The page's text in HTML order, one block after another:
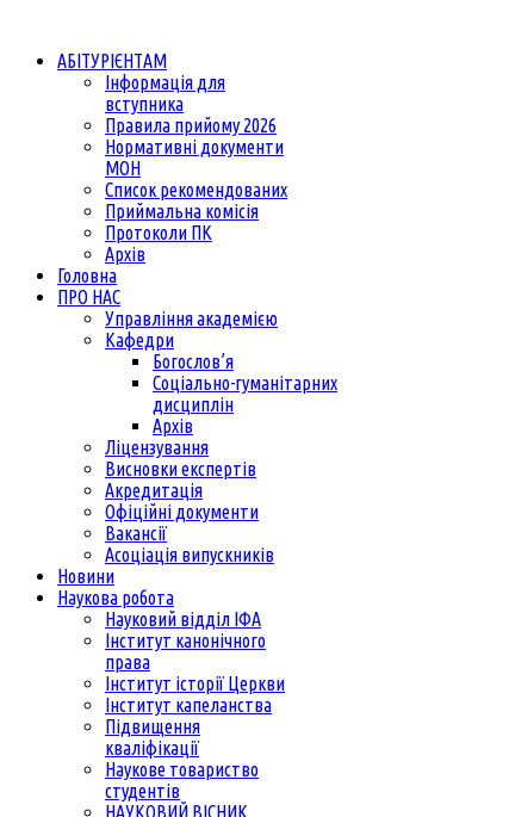
АБІТУРІЄНТАМ
Інформація для
вступника
Правила прийому 2026
Нормативні документи
МОН
Список рекомендованих
Приймальна комісія
Протоколи ПК
Архів
Головна
ПРО НАС
Управління академією
Кафедри
Богослов’я
Соціально-гуманітарних
дисциплін
Архів
Ліцензування
Висновки експертів
Акредитація
Офіційні документи
Вакансії
Асоціація випускників
Новини
Наукова робота
Науковий відділ ІФА
Інститут канонічного
права
Інститут історії Церкви
Інститут капеланства
Підвищення
кваліфікації
Наукове товариство
студентів
НАУКОВИЙ ВІСНИК